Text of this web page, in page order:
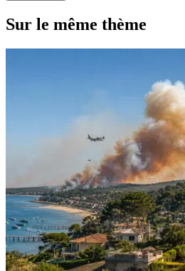
Sur le même thème